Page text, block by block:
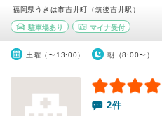
福岡県うきは市吉井町（筑後吉井駅）
駐車場あり マイナ受付
土曜（〜13:00） 朝（8:00〜）
2件